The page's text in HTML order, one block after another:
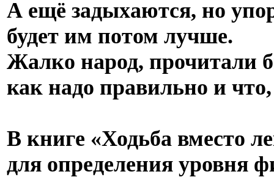
А ещё задыхаются, но
будет им потом лучше.
Жалко народ, прочитали
как надо правильно и
В книге «Ходьба вместо
для определения уровня